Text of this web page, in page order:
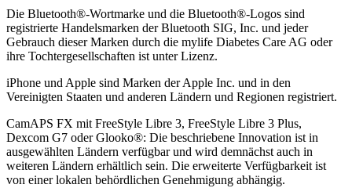
Die Bluetooth®-Wortmarke und die Bluetooth®-Logos sind
registrierte Handelsmarken der Bluetooth SIG, Inc. und jeder
Gebrauch dieser Marken durch die mylife Diabetes Care AG oder
ihre Tochtergesellschaften ist unter Lizenz.
iPhone und Apple sind Marken der Apple Inc. und in den
Vereinigten Staaten und anderen Ländern und Regionen registriert.
CamAPS FX mit FreeStyle Libre 3, FreeStyle Libre 3 Plus,
Dexcom G7 oder Glooko®: Die beschriebene Innovation ist in
ausgewählten Ländern verfügbar und wird demnächst auch in
weiteren Ländern erhältlich sein. Die erweiterte Verfügbarkeit ist
von einer lokalen behördlichen Genehmigung abhängig.